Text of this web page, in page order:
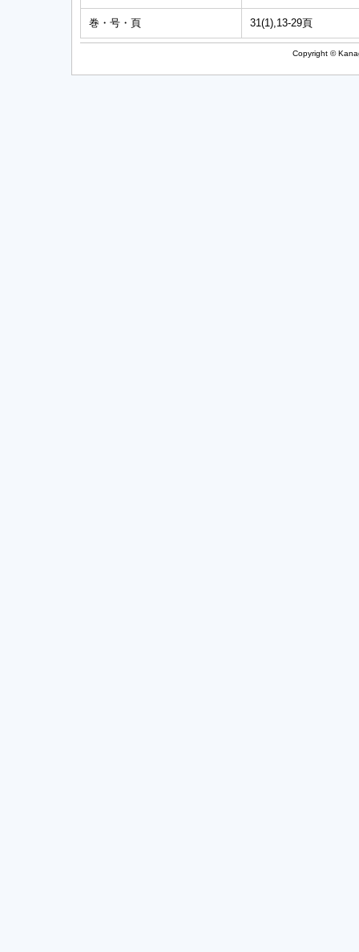
巻・号・頁 31(1),13-29頁
Copyright ©